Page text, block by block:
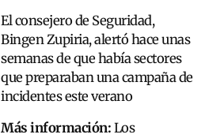
El consejero de Seguridad,
Bingen Zupiria, alertó hace unas
semanas de que había sectores
que preparaban una campaña de
incidentes este verano
Más información:Los